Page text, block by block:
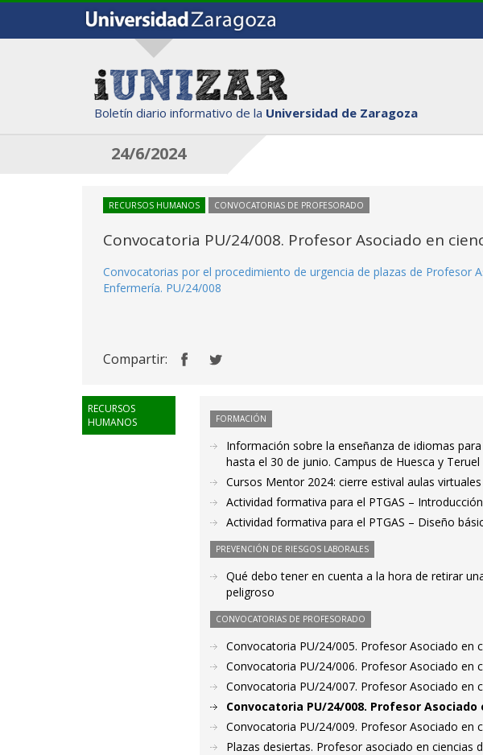
Boletín diario informativo de la Universidad de Zaragoza
24/6/2024
RECURSOS HUMANOS CONVOCATORIAS DE PROFESORADO
Convocatoria PU/24/008. Profesor Asociado en
Convocatorias por el procedimiento de urgencia de plazas de Profesor
Enfermería. PU/24/008
Compartir:
RECURSOS
HUMANOS
FORMACIÓN
Información sobre la enseñanza de idiomas
hasta el 30 de junio. Campus de Huesca y Teruel
Cursos Mentor 2024: cierre estival aulas virtuales
Actividad formativa para el PTGAS –
Actividad formativa para el PTGAS – Diseño
PREVENCIÓN DE RIESGOS LABORALES
Qué debo tener en cuenta a la hora de retirar
peligroso
CONVOCATORIAS DE PROFESORADO
Convocatoria PU/24/005. Profesor Asociado en
Convocatoria PU/24/006. Profesor Asociado en
Convocatoria PU/24/007. Profesor Asociado en
Convocatoria PU/24/008. Profesor
Convocatoria PU/24/009. Profesor Asociado en
Plazas desiertas. Profesor asociado en ciencias